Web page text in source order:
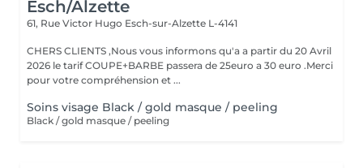
Esch/Alzette
61, Rue Victor Hugo Esch-sur-Alzette L-4141
CHERS CLIENTS ,Nous vous informons qu'a a partir du 20 Avril
2026 le tarif COUPE+BARBE passera de 25euro a 30 euro .Merci
pour votre compréhension et ...
Soins visage Black / gold masque / peeling
Black / gold masque / peeling